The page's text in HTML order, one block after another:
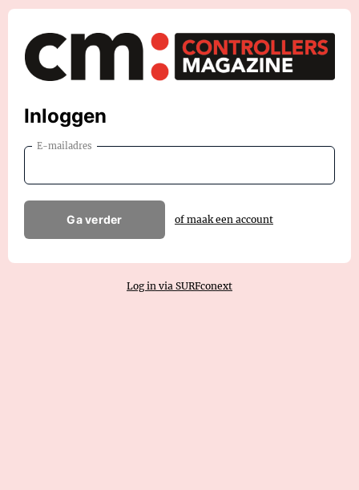
Inloggen
E-mailadres
Ga verder of maak een account
Log in via SURFconext